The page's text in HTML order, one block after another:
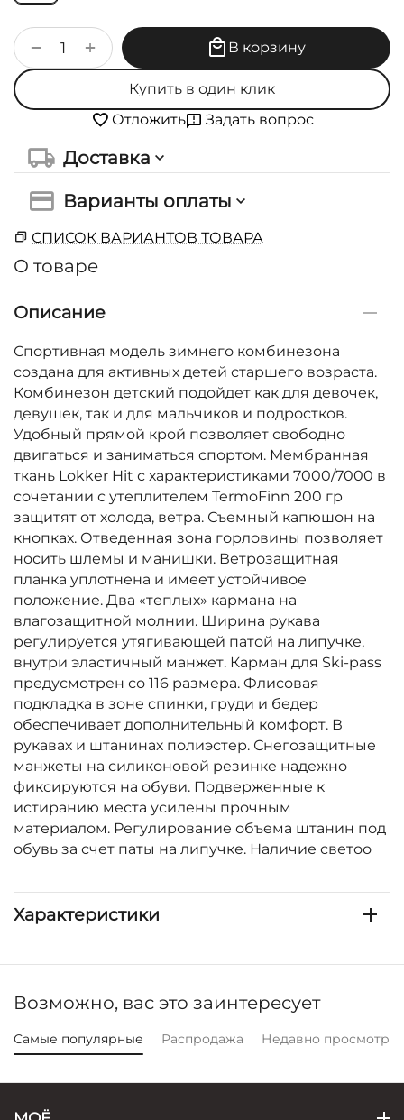
+
− В корзину
Купить в один клик
Отложить
Задать вопрос
Доставка
Варианты оплаты
СПИСОК ВАРИАНТОВ ТОВАРА
О товаре
Описание
Спортивная модель зимнего комбинезона
создана для активных детей старшего возраста.
Комбинезон детский подойдет как для девочек,
девушек, так и для мальчиков и подростков.
Удобный прямой крой позволяет свободно
двигаться и заниматься спортом. Мембранная
ткань Lokker Hit с характеристиками 7000/7000 в
сочетании с утеплителем TermoFinn 200 гр
защитят от холода, ветра. Съемный капюшон на
кнопках. Отведенная зона горловины позволяет
носить шлемы и манишки. Ветрозащитная
планка уплотнена и имеет устойчивое
положение. Два «теплых» кармана на
влагозащитной молнии. Ширина рукава
регулируется утягивающей патой на липучке,
внутри эластичный манжет. Карман для Ski-pass
предусмотрен со 116 размера. Флисовая
подкладка в зоне спинки, груди и бедер
обеспечивает дополнительный комфорт. В
рукавах и штанинах полиэстер. Снегозащитные
манжеты на силиконовой резинке надежно
фиксируются на обуви. Подверженные к
истиранию места усилены прочным
материалом. Регулирование объема штанин под
обувь за счет паты на липучке. Наличие светоо
Характеристики
Возможно, вас это заинтересует
Самые популярные Распродажа Недавно